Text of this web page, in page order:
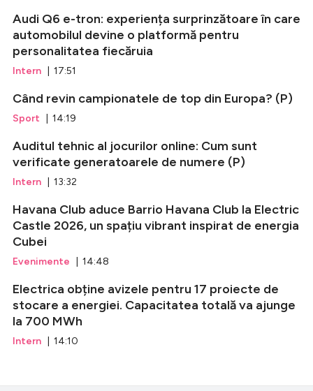
Audi Q6 e-tron: experiența surprinzătoare în care
automobilul devine o platformă pentru
personalitatea fiecăruia
Intern | 17:51
Când revin campionatele de top din Europa? (P)
Sport | 14:19
Auditul tehnic al jocurilor online: Cum sunt
verificate generatoarele de numere (P)
Intern | 13:32
Havana Club aduce Barrio Havana Club la Electric
Castle 2026, un spațiu vibrant inspirat de energia
Cubei
Evenimente | 14:48
Electrica obține avizele pentru 17 proiecte de
stocare a energiei. Capacitatea totală va ajunge
la 700 MWh
Intern | 14:10